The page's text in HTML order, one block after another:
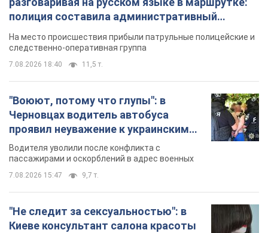
полиция составила административный
протокол. Видео
На место происшествия прибыли патрульные полицейские и
следственно-оперативная группа
7.08.2026 18:40 11,5 т.
"Воюют, потому что глупы": в
Черновцах водитель автобуса
проявил неуважение к украинским
военным и поплатился за это.
Видео
Водителя уволили после конфликта с
пассажирами и оскорблений в адрес военных
7.08.2026 15:47 9,7 т.
"Не следит за сексуальностью": в
Киеве консультант салона красоты